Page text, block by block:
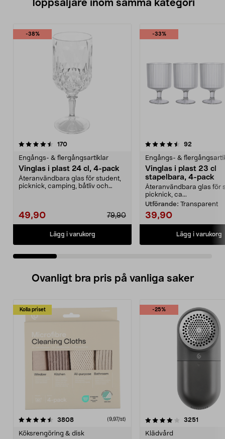
Toppsäljare inom samma kategori
-38%
170recensioner
Engångs- & flergångsartiklar
Vinglas i plast 24 cl, 4-pack
Återanvändbara glas för student,
picknick, camping, båtliv och
49,90 79,90
Lägg i varukorg
-33%
4.5 av 5 stjärnor 92
Engångs- &
Vinglas i plast 23 cl
stapelbara, 4-pack
Återanvändbara glas för
picknick, ca...
Utförande: Transparent
39,90
Lägg i varukorg
4.5 av 5 stjärnor
Ovanligt bra pris på vanliga saker
Kolla priset
3808recensioner (9,97/st)
Köksrengöring & disk
-25%
4.0av 5 stjärnor 3251
Klädvård
4.5av 5 stjärnor